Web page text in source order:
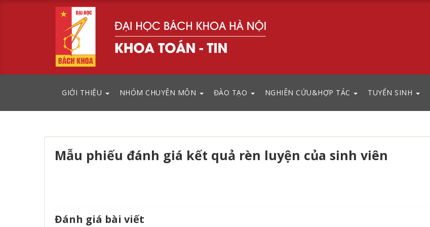
GIỚI THIỆU NHÓM CHUYÊN MÔN ĐÀO TẠO NGHIÊN CỨU&HỢP TÁC TUYỂN SINH
Mẫu phiếu đánh giá kết quả rèn luyện của sinh viên
Đánh giá bài viết